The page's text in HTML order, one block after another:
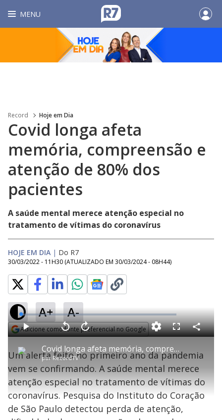
MENU
Record Hoje em Dia
Covid longa afeta
memória, compreensão e
atenção de 80% dos
pacientes
A saúde mental merece atenção especial no
tratamento de vítimas do coronavírus
HOJE EM DIA | Do R7
30/03/2022 - 11H30 (ATUALIZADO EM 30/03/2024 - 08H44)
A+ A-
Adicione como fonte preferencial no Google
P
l
a
Covid longa afeta memória, compreensão e atenção de 80% dos pacientes
por RecordTV
P V
t
a
r
0
e
g
n
s
A
n
ç
a
1
s
e
u
n
o
s
L
o
a
d
e
:
2
.
0
4
%
F
l
s
c
e
n
C
o
a
r
i
l
h
a
Um alerta feito no primeiro ano da pandemia
vem se confirmando. A saúde mental merece
atenção especial no tratamento de vítimas do
coronavírus. Pesquisa do Instituto do Coração
de São Paulo detectou perda de atenção,